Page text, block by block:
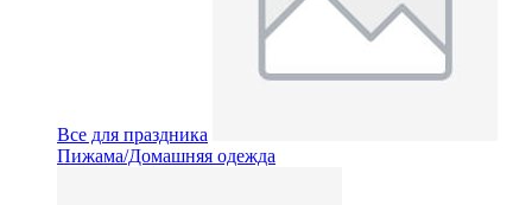
Все для праздника
Пижама/Домашняя одежда